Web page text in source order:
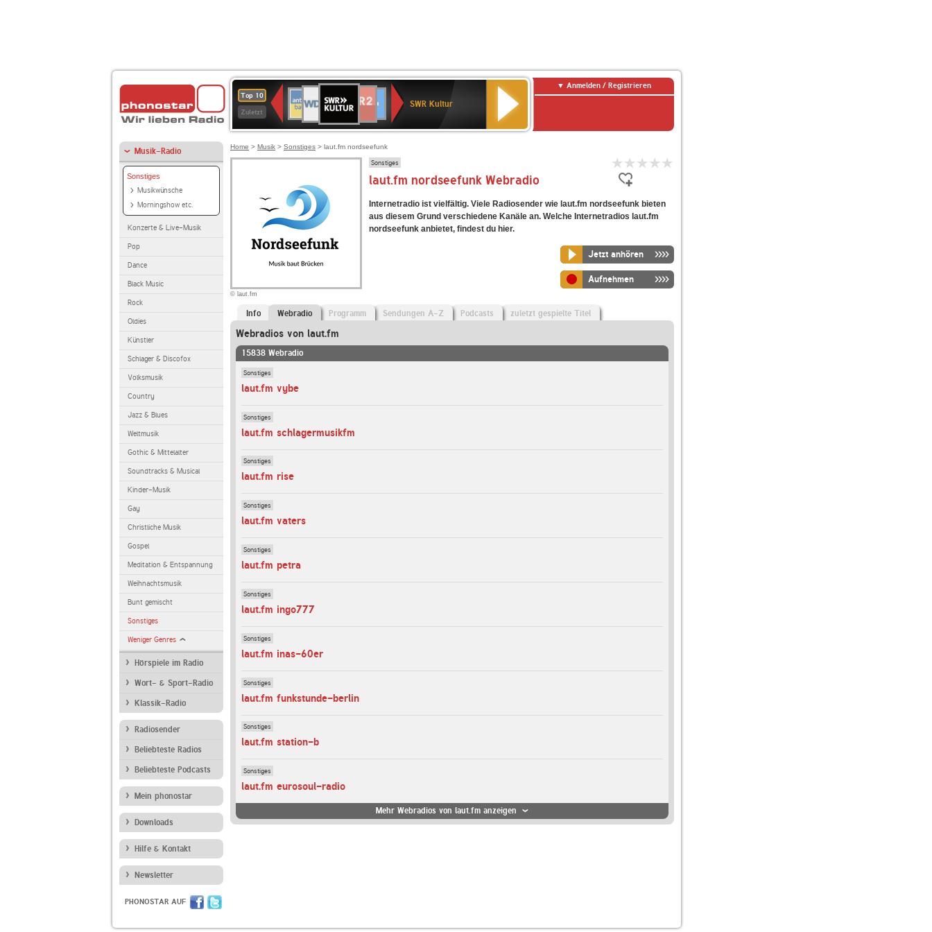
Top 10
Zuletzt
Deutschlandfunk
80er
90er
OLDIE
ANTENNE
SWR3
WDR
4
BR-
KLASSIK
Deutschlandfunk
Kultur
ANTENNE
BAYERN
2
Kultur2
SWR Kultur
Anmelden / Registrieren
Musik-Radio
Sonstiges
Musikwünsche
Morningshow etc.
Konzerte & Live-Musik
Pop
Dance
Black Music
Rock
Oldies
Künstler
Schlager & Discofox
Volksmusik
Country
Jazz & Blues
Weltmusik
Gothic & Mittelalter
Soundtracks & Musical
Kinder-Musik
Gay
Christliche Musik
Gospel
Meditation & Entspannung
Weihnachtsmusik
Bunt gemischt
Sonstiges
Weniger Genres
Hörspiele im Radio
Wort- & Sport-Radio
Klassik-Radio
Radiosender
Beliebteste Radios
Beliebteste Podcasts
Mein phonostar
Downloads
Hilfe & Kontakt
Newsletter
PHONOSTAR AUF
Home > Musik > Sonstiges > laut.fm nordseefunk
© laut.fm
Sonstiges
laut.fm nordseefunk Webradio
Internetradio ist vielfältig. Viele Radiosender wie laut.fm nordseefunk bieten
aus diesem Grund verschiedene Kanäle an. Welche Internetradios laut.fm
nordseefunk anbietet, findest du hier.
Jetzt anhören
Aufnehmen
Info Webradio Programm Sendungen A-Z Podcasts zuletzt gespielte Titel
Webradios von laut.fm
15838 Webradio
Sonstiges
laut.fm vybe
Sonstiges
laut.fm schlagermusikfm
Sonstiges
laut.fm rise
Sonstiges
laut.fm vaters
Sonstiges
laut.fm petra
Sonstiges
laut.fm ingo777
Sonstiges
laut.fm inas-60er
Sonstiges
laut.fm funkstunde-berlin
Sonstiges
laut.fm station-b
Sonstiges
laut.fm eurosoul-radio
Mehr Webradios von laut.fm anzeigen